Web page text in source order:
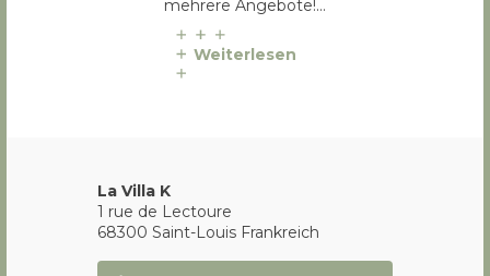
mehrere Angebote!…
Weiterlesen
La Villa K
1 rue de Lectoure
68300 Saint-Louis Frankreich